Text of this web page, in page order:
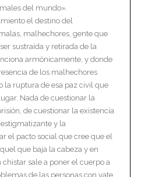
del mundo».
el destino del
malhechores, gente que
sustraída y retirada de la
armónicamente, y donde
de los malhechores
la ruptura de esa paz civil que
Nada de cuestionar la
de cuestionar la existencia
y la
el pacto social que cree que el
que baja la cabeza y en
sale a poner el cuerpo a
de las personas con yate